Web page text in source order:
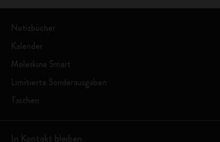
Notizbücher
Kalender
Moleskine Smart
Limitierte Sonderausgaben
Taschen
In Kontakt bleiben